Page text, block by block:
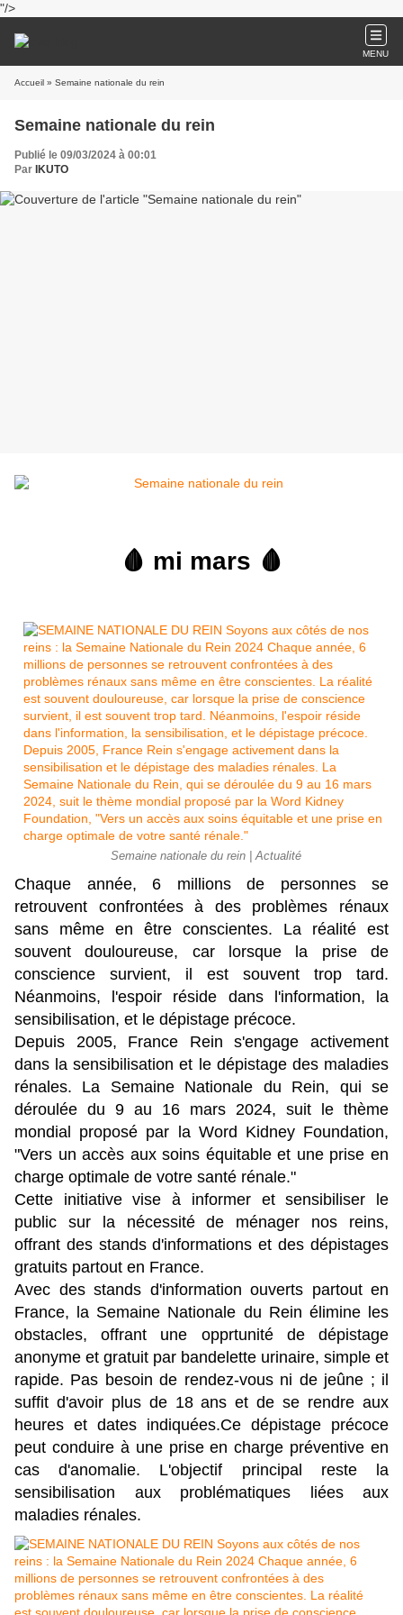
"/>
MENU
Accueil » Semaine nationale du rein
Semaine nationale du rein
Publié le 09/03/2024 à 00:01
Par IKUTO
🩸 mi mars 🩸
Semaine nationale du rein | Actualité
Chaque année, 6 millions de personnes se
retrouvent confrontées à des problèmes rénaux
sans même en être conscientes. La réalité est
souvent douloureuse, car lorsque la prise de
conscience survient, il est souvent trop tard.
Néanmoins, l'espoir réside dans l'information, la
sensibilisation, et le dépistage précoce.
Depuis 2005, France Rein s'engage activement
dans la sensibilisation et le dépistage des maladies
rénales. La Semaine Nationale du Rein, qui se
déroulée du 9 au 16 mars 2024, suit le thème
mondial proposé par la Word Kidney Foundation,
"Vers un accès aux soins équitable et une prise en
charge optimale de votre santé rénale."
Cette initiative vise à informer et sensibiliser le
public sur la nécessité de ménager nos reins,
offrant des stands d'informations et des dépistages
gratuits partout en France.
Avec des stands d'information ouverts partout en
France, la Semaine Nationale du Rein élimine les
obstacles, offrant une opprtunité de dépistage
anonyme et gratuit par bandelette urinaire, simple et
rapide. Pas besoin de rendez-vous ni de jeûne ; il
suffit d'avoir plus de 18 ans et de se rendre aux
heures et dates indiquées.Ce dépistage précoce
peut conduire à une prise en charge préventive en
cas d'anomalie. L'objectif principal reste la
sensibilisation aux problématiques liées aux
maladies rénales.